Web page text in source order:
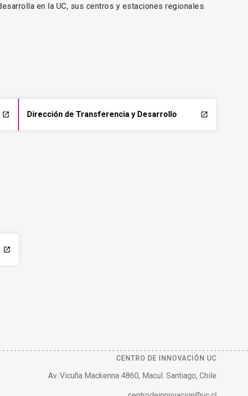
en la UC, sus centros y estaciones regionales.
launch Dirección de Transferencia y Desarrollo launch
launch
CENTRO DE INNOVACIÓN UC
Av. Vicuña Mackenna 4860, Macul. Santiago, Chile